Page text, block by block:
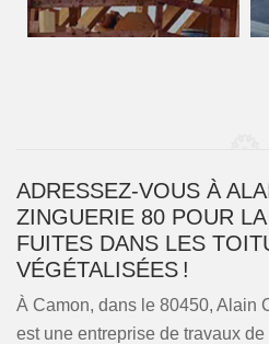
ADRESSEZ-VOUS À
ZINGUERIE 80 POUR
FUITES DANS LES
VÉGÉTALISÉES !
À Camon, dans le 80450, Alain
est une entreprise de travaux